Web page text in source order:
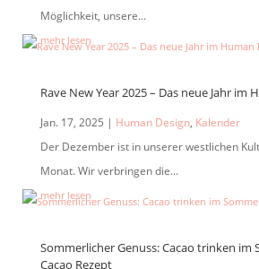
Möglichkeit, unsere...
mehr lesen
Rave New Year 2025 – Das neue Jahr im
Jan. 17, 2025 | Human Design, Kalender
Der Dezember ist in unserer westlichen
Monat. Wir verbringen die...
mehr lesen
Sommerlicher Genuss: Cacao trinken im
Cacao Rezept